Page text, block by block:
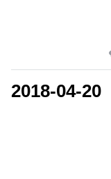
2018-04-20